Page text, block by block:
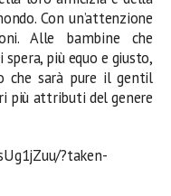
Con un’attenzione
Alle bambine che
più equo e giusto,
che sarà pure il gentil
più attributi del genere
?taken-